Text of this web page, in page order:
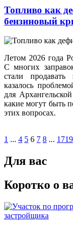
Топливо как
бензиновый
Летом 2026 года
С многих
стали
казалось
для
какие могут быть
этих вопросах.
1 ... 4 5 6 7 8 ... 1719
Для вас
Коротко о